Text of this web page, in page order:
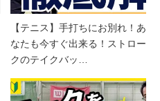
【テニス】手打ちにお別れ！あ
なたも今すぐ出来る！ストロー
クのテイクバッ…